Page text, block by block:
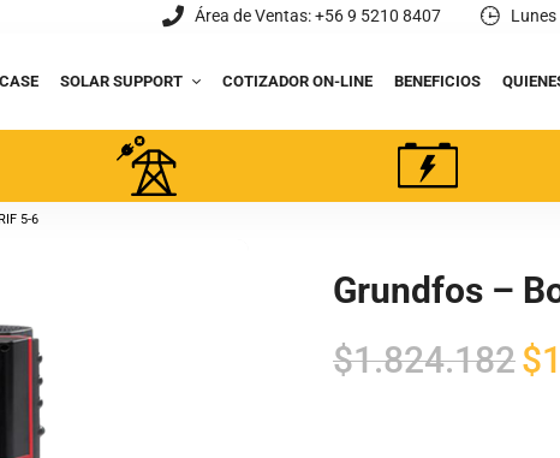
Área de Ventas: +56 9 5210 8407 Lunes
SOLAR SUPPORT COTIZADOR ON-LINE BENEFICIOS
5-6
Grundfos –
$1.824.182 El
$